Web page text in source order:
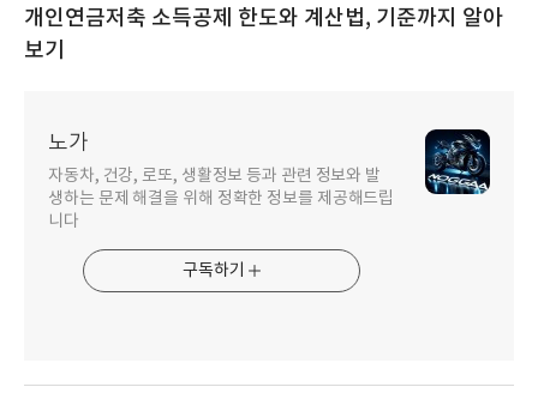
개인연금저축 소득공제 한도와 계산법, 기준까지 알아
보기
노가
자동차, 건강, 로또, 생활정보 등과 관련 정보와 발
생하는 문제 해결을 위해 정확한 정보를 제공해드립
니다
구독하기